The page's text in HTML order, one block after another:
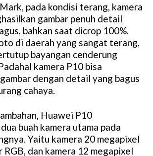
pada kondisi terang, kamera
gambar penuh detail
bahkan saat dicrop 100%.
di daerah yang sangat terang,
bayangan cenderung
kamera P10 bisa
dengan detail yang bagus
cahaya.
Huawei P10
buah kamera utama pada
Yaitu kamera 20 megapixel
RGB, dan kamera 12 megapixel